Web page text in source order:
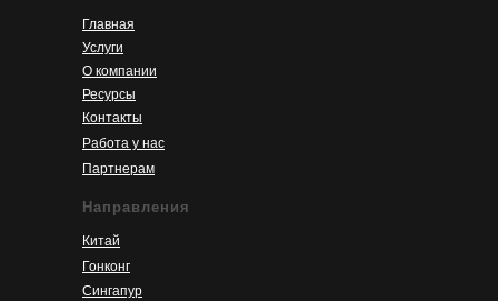
Главная
Направления
Китай
Контакты
Услуги
О компании
Ресурсы
Работа у нас
Партнерам
Гонконг
Сингапур